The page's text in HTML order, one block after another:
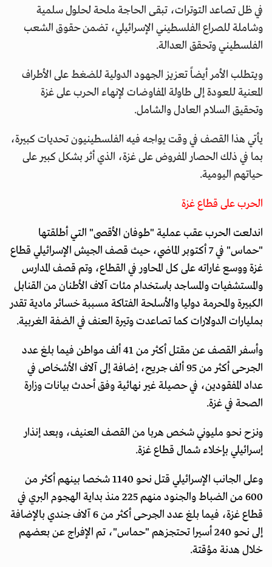
في ظل تصاعد التوترات، تبقى الحاجة ملحة لحلول سلمية
وشاملة للصراع الفلسطيني الإسرائيلي، تضمن حقوق الشعب
الفلسطيني وتحقق العدالة.
ويتطلب الأمر أيضاً تعزيز الجهود الدولية للضغط على الأطراف
المعنية للعودة إلى طاولة المفاوضات لإنهاء الحرب على غزة
وتحقيق السلام العادل والشامل.
يأتي هذا القصف في وقت يواجه فيه الفلسطينيون تحديات كبيرة،
بما في ذلك الحصار المفروض على غزة، الذي أثر بشكل كبير على
حياتهم اليومية.
الحرب على قطاع غزة
اندلعت الحرب عقب عملية "طوفان الأقصى" التي أطلقتها
"حماس" في 7 أكتوبر الماضي، حيث قصف الجيش الإسرائيلي قطاع
غزة ووسع غاراته على كل المحاور في القطاع، وتم قصف المدارس
والمستشفيات والمساجد باستخدام مئات آلاف الأطنان من القنابل
الكبيرة والمحرمة دوليا والأسلحة الفتاكة مسببة خسائر مادية تقدر
بمليارات الدولارات كما تصاعدت وتيرة العنف في الضفة الغربية.
وأسفر القصف عن مقتل أكثر من 41 ألف مواطن فيما بلغ عدد
الجرحى أكثر من 95 ألف جريح، إضافة إلى آلاف الأشخاص في
عداد المفقودين، في حصيلة غير نهائية وفق أحدث بيانات وزارة
الصحة في غزة.
ونزح نحو مليوني شخص هربا من القصف العنيف، وبعد إنذار
إسرائيلي بإخلاء شمال قطاع غزة.
وعلى الجانب الإسرائيلي قتل نحو 1140 شخصا بينهم أكثر من
600 من الضباط والجنود منهم 225 منذ بداية الهجوم البري في
قطاع غزة، فيما بلغ عدد الجرحى أكثر من 6 آلاف جندي بالإضافة
إلى نحو 240 أسيرا تحتجزهم "حماس"، تم الإفراج عن بعضهم
خلال هدنة مؤقتة.